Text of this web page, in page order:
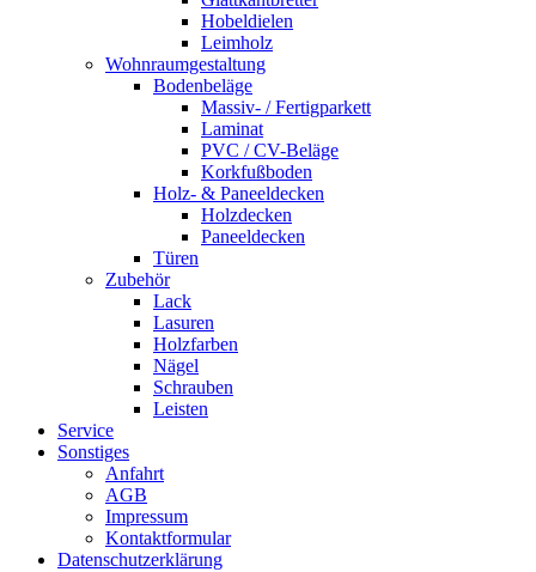
Hobeldielen
Leimholz
Wohnraumgestaltung
Bodenbeläge
Massiv- / Fertigparkett
Laminat
PVC / CV-Beläge
Korkfußboden
Holz- & Paneeldecken
Holzdecken
Paneeldecken
Türen
Zubehör
Lack
Lasuren
Holzfarben
Nägel
Schrauben
Leisten
Service
Sonstiges
Anfahrt
AGB
Impressum
Kontaktformular
Datenschutzerklärung